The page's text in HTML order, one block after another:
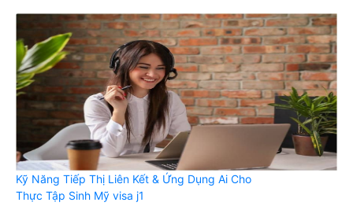
Kỹ Năng Tiếp Thị Liên Kết & Ứng Dụng Ai Cho
Thực Tập Sinh Mỹ visa j1